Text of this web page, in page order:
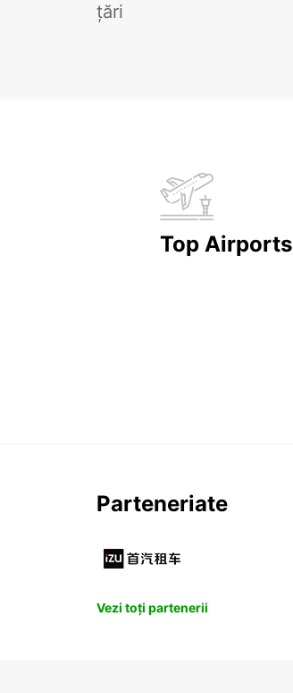
țări
Top Airports
Parteneriate
Vezi toți partenerii